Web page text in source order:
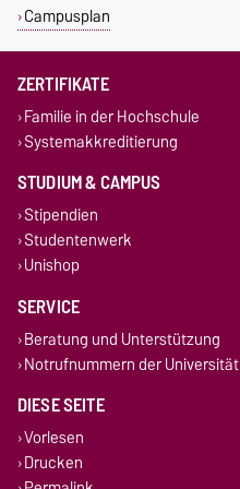
Campusplan
ZERTIFIKATE
Familie in der Hochschule
Systemakkreditierung
STUDIUM & CAMPUS
Stipendien
Studentenwerk
Unishop
SERVICE
Beratung und Unterstützung
Notrufnummern der Universität
DIESE SEITE
Vorlesen
Drucken